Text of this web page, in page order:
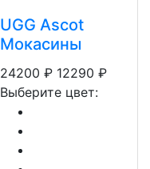
UGG Ascot
Мокасины
24200 ₽ 12290 ₽
Выберите цвет: